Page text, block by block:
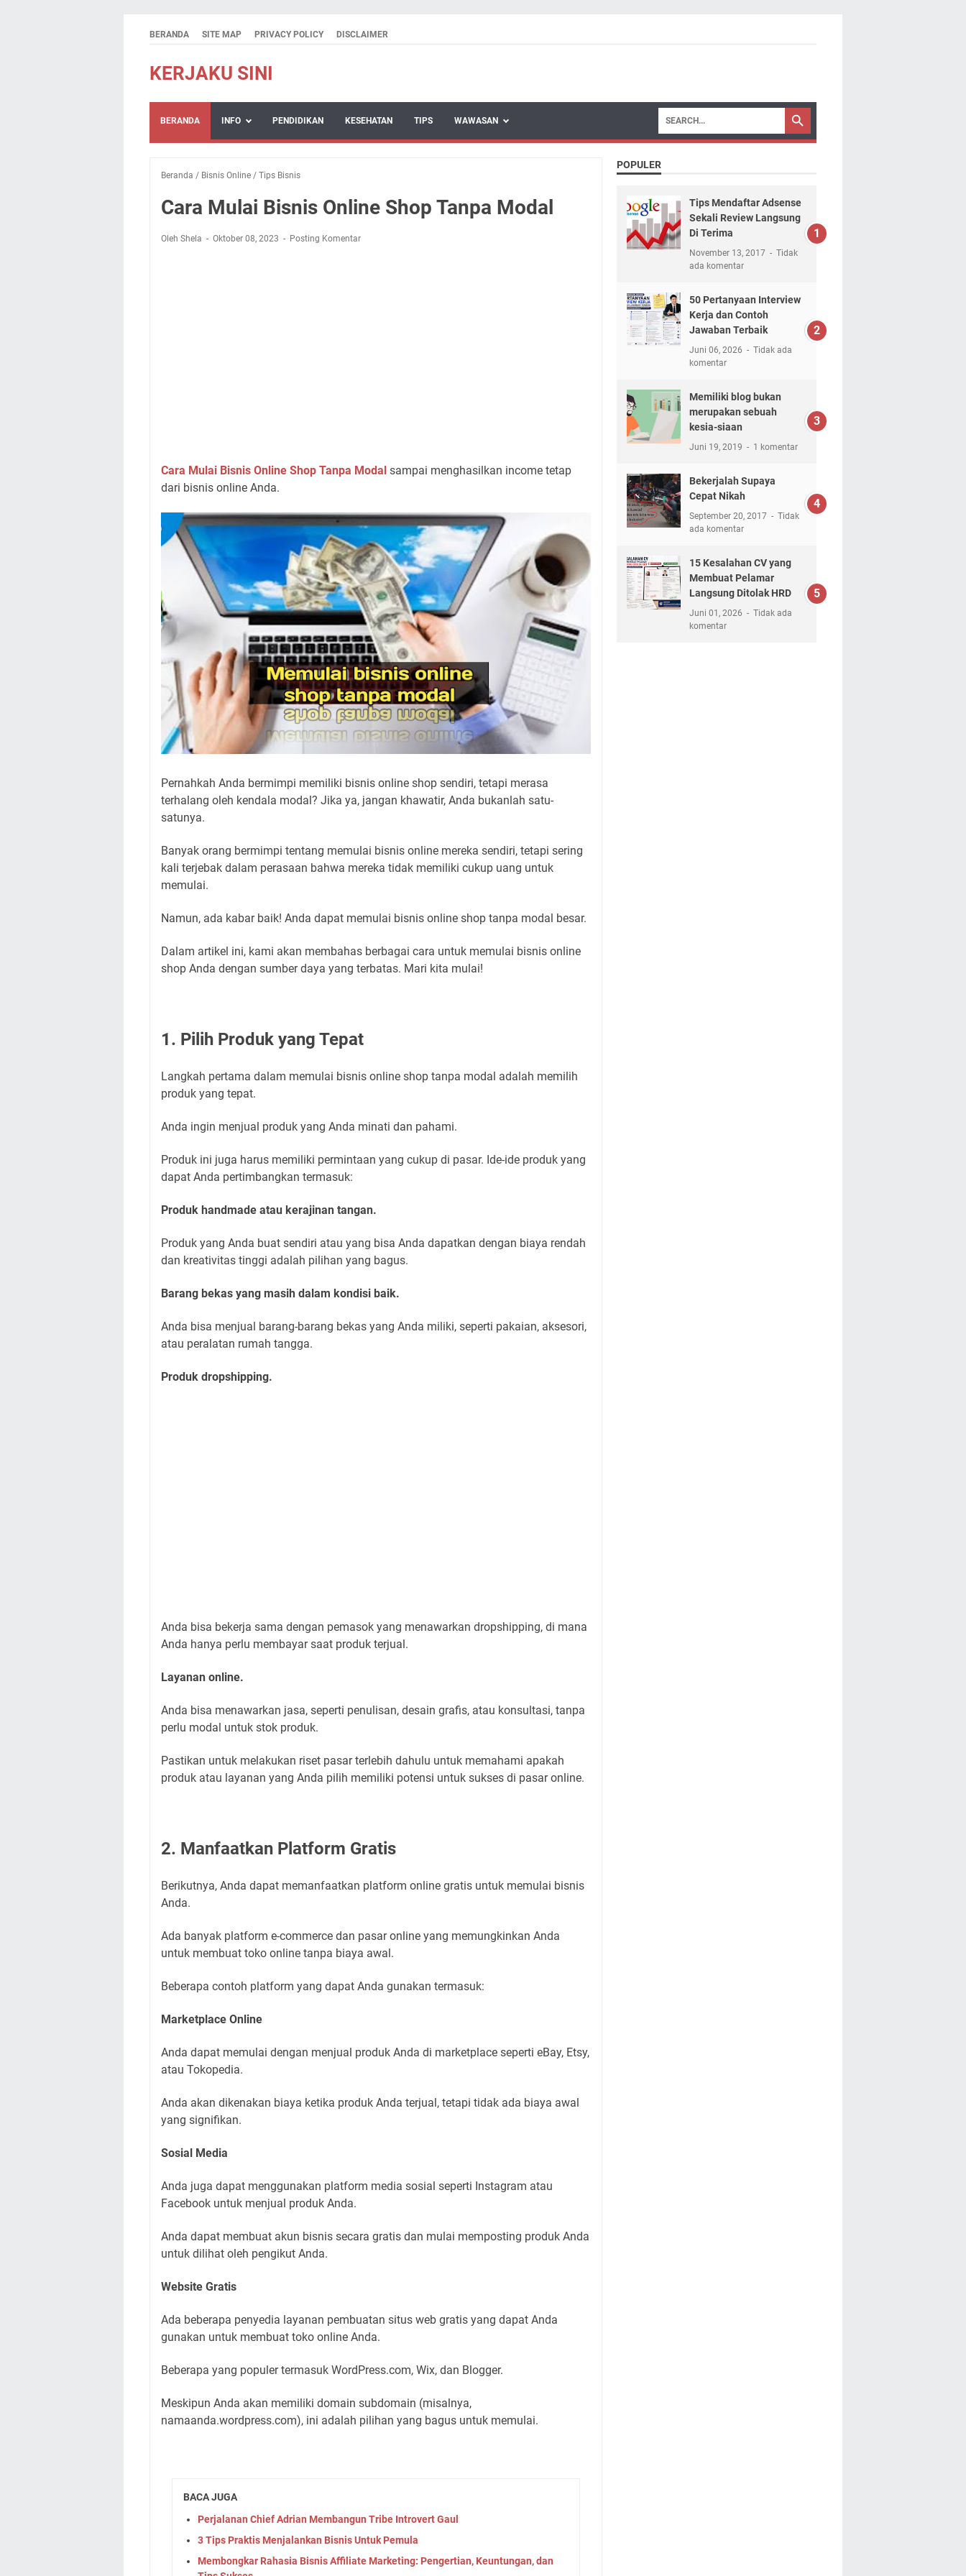
BERANDA SITE MAP PRIVACY POLICY DISCLAIMER
KERJAKU SINI
BERANDA INFO PENDIDIKAN KESEHATAN TIPS WAWASAN
Beranda / Bisnis Online / Tips Bisnis
Cara Mulai Bisnis Online Shop Tanpa Modal
Oleh Shela Oktober 08, 2023 Posting Komentar
Cara Mulai Bisnis Online Shop Tanpa Modal sampai menghasilkan income tetap
dari bisnis online Anda.
Pernahkah Anda bermimpi memiliki bisnis online shop sendiri, tetapi merasa
terhalang oleh kendala modal? Jika ya, jangan khawatir, Anda bukanlah satu-
satunya.
Banyak orang bermimpi tentang memulai bisnis online mereka sendiri, tetapi sering
kali terjebak dalam perasaan bahwa mereka tidak memiliki cukup uang untuk
memulai.
Namun, ada kabar baik! Anda dapat memulai bisnis online shop tanpa modal besar.
Dalam artikel ini, kami akan membahas berbagai cara untuk memulai bisnis online
shop Anda dengan sumber daya yang terbatas. Mari kita mulai!
1. Pilih Produk yang Tepat
Langkah pertama dalam memulai bisnis online shop tanpa modal adalah memilih
produk yang tepat.
Anda ingin menjual produk yang Anda minati dan pahami.
Produk ini juga harus memiliki permintaan yang cukup di pasar. Ide-ide produk yang
dapat Anda pertimbangkan termasuk:
Produk handmade atau kerajinan tangan.
Produk yang Anda buat sendiri atau yang bisa Anda dapatkan dengan biaya rendah
dan kreativitas tinggi adalah pilihan yang bagus.
Barang bekas yang masih dalam kondisi baik.
Anda bisa menjual barang-barang bekas yang Anda miliki, seperti pakaian, aksesori,
atau peralatan rumah tangga.
Produk dropshipping.
Anda bisa bekerja sama dengan pemasok yang menawarkan dropshipping, di mana
Anda hanya perlu membayar saat produk terjual.
Layanan online.
Anda bisa menawarkan jasa, seperti penulisan, desain grafis, atau konsultasi, tanpa
perlu modal untuk stok produk.
Pastikan untuk melakukan riset pasar terlebih dahulu untuk memahami apakah
produk atau layanan yang Anda pilih memiliki potensi untuk sukses di pasar online.
2. Manfaatkan Platform Gratis
Berikutnya, Anda dapat memanfaatkan platform online gratis untuk memulai bisnis
Anda.
Ada banyak platform e-commerce dan pasar online yang memungkinkan Anda
untuk membuat toko online tanpa biaya awal.
Beberapa contoh platform yang dapat Anda gunakan termasuk:
Marketplace Online
Anda dapat memulai dengan menjual produk Anda di marketplace seperti eBay, Etsy,
atau Tokopedia.
Anda akan dikenakan biaya ketika produk Anda terjual, tetapi tidak ada biaya awal
yang signifikan.
Sosial Media
Anda juga dapat menggunakan platform media sosial seperti Instagram atau
Facebook untuk menjual produk Anda.
Anda dapat membuat akun bisnis secara gratis dan mulai memposting produk Anda
untuk dilihat oleh pengikut Anda.
Website Gratis
Ada beberapa penyedia layanan pembuatan situs web gratis yang dapat Anda
gunakan untuk membuat toko online Anda.
Beberapa yang populer termasuk WordPress.com, Wix, dan Blogger.
Meskipun Anda akan memiliki domain subdomain (misalnya,
namaanda.wordpress.com), ini adalah pilihan yang bagus untuk memulai.
BACA JUGA
Perjalanan Chief Adrian Membangun Tribe Introvert Gaul
3 Tips Praktis Menjalankan Bisnis Untuk Pemula
Membongkar Rahasia Bisnis Affiliate Marketing: Pengertian, Keuntungan, dan
POPULER
Tips Mendaftar Adsense
Sekali Review Langsung
Di Terima
November 13, 2017
Tidak
ada komentar
50 Pertanyaan Interview
Kerja dan Contoh
Jawaban Terbaik
Juni 06, 2026
Tidak ada
komentar
Memiliki blog bukan
merupakan sebuah
kesia-siaan
Juni 19, 2019 1 komentar
Bekerjalah Supaya
Cepat Nikah
September 20, 2017
Tidak
ada komentar
15 Kesalahan CV yang
Membuat Pelamar
Langsung Ditolak HRD
Juni 01, 2026
Tidak ada
komentar